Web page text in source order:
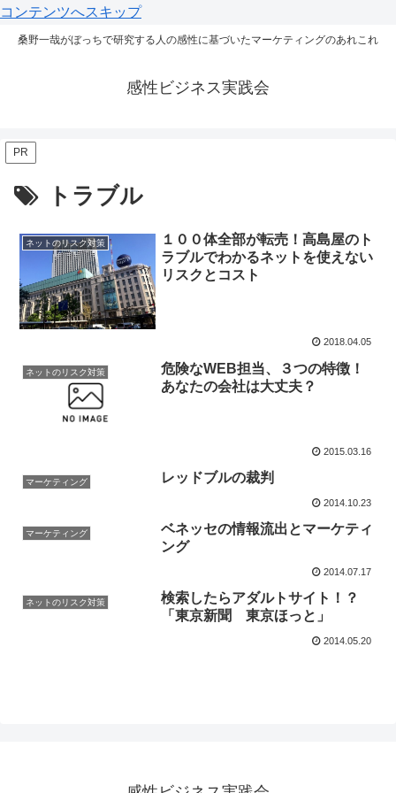
コンテンツへスキップ
桑野一哉がぼっちで研究する人の感性に基づいたマーケティングのあれこれ
感性ビジネス実践会
PR
トラブル
ネットのリスク対策
１００体全部が転売！高島屋のト
ラブルでわかるネットを使えない
リスクとコスト
2018.04.05
ネットのリスク対策
危険なWEB担当、３つの特徴！
あなたの会社は大丈夫？
2015.03.16
マーケティング レッドブルの裁判
2014.10.23
マーケティング
ベネッセの情報流出とマーケティ
ング
2014.07.17
ネットのリスク対策
検索したらアダルトサイト！？
「東京新聞 東京ほっと」
2014.05.20